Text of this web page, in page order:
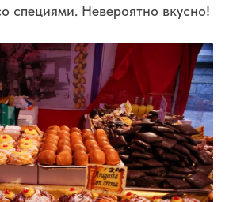
специями. Невероятно вкусно!